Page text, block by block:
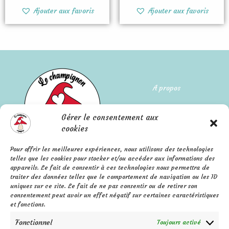
Gérer le consentement aux
cookies
Pour offrir les meilleures expériences, nous utilisons des technologies
telles que les cookies pour stocker et/ou accéder aux informations des
appareils. Le fait de consentir à ces technologies nous permettra de
traiter des données telles que le comportement de navigation ou les ID
uniques sur ce site. Le fait de ne pas consentir ou de retirer son
consentement peut avoir un effet négatif sur certaines caractéristiques
et fonctions.
Fonctionnel Toujours activé
du
Ajouter aux favoris
du
Ajouter aux favoris
A propos
L'histoire de l'entreprise
Mentions légales
Confidentialité
C.G.V.
FAQ
Contact
F
a
c
e
P
i
n
I
n
s